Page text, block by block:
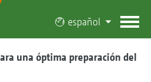
español
una óptima preparación del